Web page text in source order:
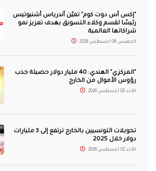
"إكس أس دوت كوم" تعيّن أندرياس أشنيوتيس
رئيسًا لقسم وكلاء التسويق بهدف تعزيز نمو
شراكاتها العالمية
الخميس 06 أغسطس 2026
"المركزي" الهندي: 40 مليار دولار حصيلة جذب
رؤوس الأموال من الخارج
الأحد 02 أغسطس 2026
تحويلات التونسيين بالخارج ترتفع إلى 3 مليارات
دولار خلال 2025
الأحد 02 أغسطس 2026